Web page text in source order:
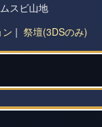
スビ山地
ン | 祭壇(3DSのみ)